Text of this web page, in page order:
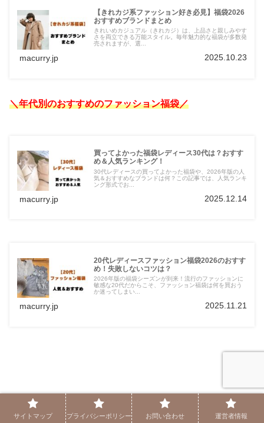
【きれカジ系ファッション好き必見】福袋2026
おすすめブランドまとめ
きれいめカジュアル（きれカジ）は、上品さと親しみやす
さを両立できる万能スタイル。毎年魅力的な福袋が多数発
売されますが、選...
macurry.jp 2025.10.23
＼年代別のおすすめのファッション福袋／
買ってよかった福袋レディース30代は？おすす
め＆人気ランキング！
30代レディースの買ってよかった福袋や、2026年版の人
気＆おすすめなブランドは何？この記事では、人気ランキ
ング形式でお...
macurry.jp 2025.12.14
20代レディースファッション福袋2026のおすす
め！失敗しないコツは？
2026年版の福袋シーズンが到来！流行のファッションに
敏感な20代だからこそ、ファッション福袋は何を買おう
か迷ってしまい...
macurry.jp 2025.11.21
サイトマップ プライバシーポリシー お問い合わせ 運営者情報